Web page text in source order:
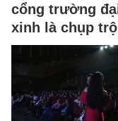
cổng trường
xinh là chụp